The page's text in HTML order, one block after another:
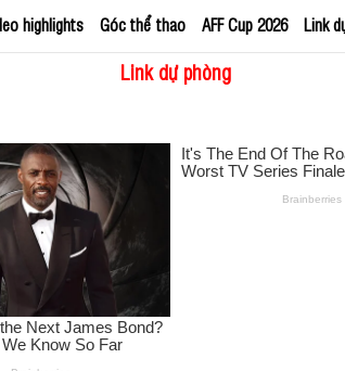
highlights Góc thể thao AFF Cup 2026 Link
Link dự phòng